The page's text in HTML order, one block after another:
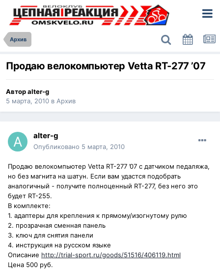
Архив
Продаю велокомпьютер Vetta RT-277 ’07
Авторalter-g
5 марта, 2010 в Архив
alter-g
Опубликовано 5 марта, 2010
Продаю велокомпьютер Vetta RT-277 ’07 с датчиком педаляжа,
но без магнита на шатун. Если вам удастся подобрать
аналогичный - получите полноценный RT-277, без него это
будет RT-255.
В комплекте:
1. адаптеры для крепления к прямому/изогнутому рулю
2. прозрачная сменная панель
3. ключ для снятия панели
4. инструкция на русском языке
Описание http://trial-sport.ru/goods/51516/406119.html
Цена 500 руб.